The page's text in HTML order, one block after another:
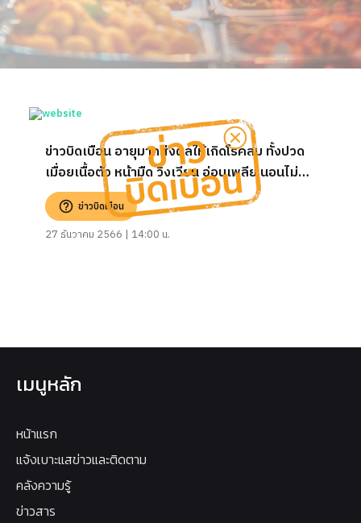
ข่าวบิดเบือน อายุมากส่งผลให้เกิดโรคลม ทั้งปวด
เมื่อยเนื้อตัว หน้ามืด วิงเวียน อ่อนเพลีย นอนไม่
หลับ ล้วนเป็นอาการทางลมทั้งสิ้น
ข่าวบิดเบือน
27 ธันวาคม 2566 | 14:00 น.
เมนูหลัก
หน้าแรก
แจ้งเบาะแสข่าวและติดตาม
คลังความรู้
ข่าวสาร